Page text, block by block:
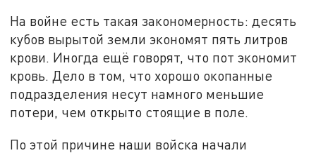
На войне есть такая закономерность: десять
кубов вырытой земли экономят пять литров
крови. Иногда ещё говорят, что пот экономит
кровь. Дело в том, что хорошо окопанные
подразделения несут намного меньшие
потери, чем открыто стоящие в поле.
По этой причине наши войска начали